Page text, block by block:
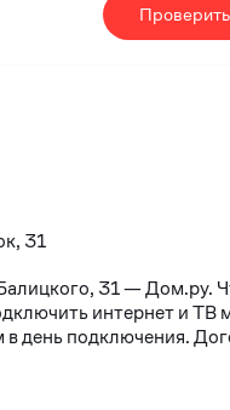
31
31 — Дом.ру.
интернет и
день подключения.